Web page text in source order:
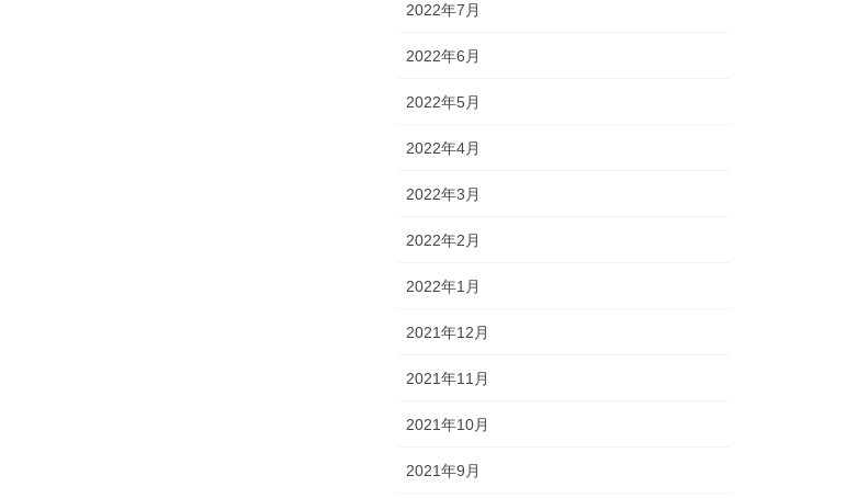
2022年7月
2022年6月
2022年5月
2022年4月
2022年3月
2022年2月
2022年1月
2021年12月
2021年11月
2021年10月
2021年9月